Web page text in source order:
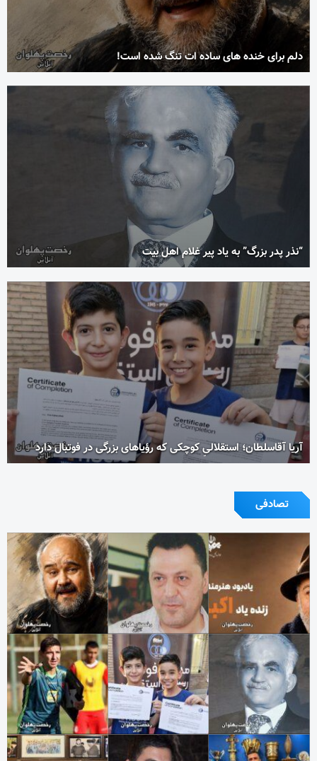
دلم برای خنده های ساده ات تنگ شده است!
“نذر پدر بزرگ” به یاد پیر غلام اهل بیت
آریا آقاسلطان؛ استقلالیِ کوچکی که رؤیاهای بزرگی در فوتبال دارد
تصادفی